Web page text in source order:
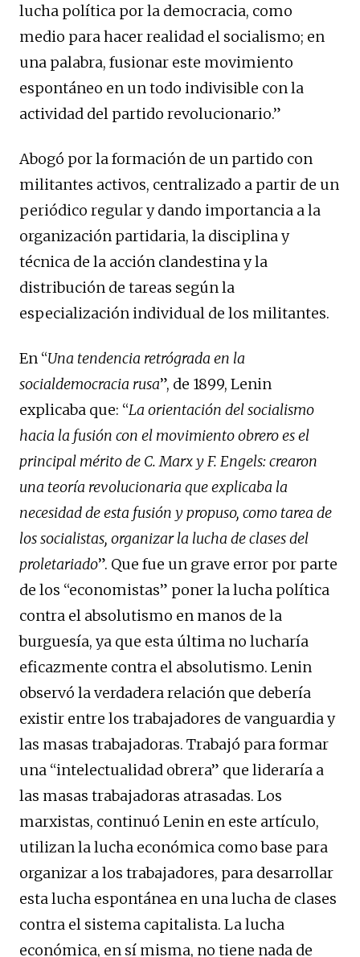
lucha política por la democracia, como
medio para hacer realidad el socialismo; en
una palabra, fusionar este movimiento
espontáneo en un todo indivisible con la
actividad del partido revolucionario.”
Abogó por la formación de un partido con
militantes activos, centralizado a partir de un
periódico regular y dando importancia a la
organización partidaria, la disciplina y
técnica de la acción clandestina y la
distribución de tareas según la
especialización individual de los militantes.
En “Una tendencia retrógrada en la
socialdemocracia rusa”, de 1899, Lenin
explicaba que: “La orientación del socialismo
hacia la fusión con el movimiento obrero es el
principal mérito de C. Marx y F. Engels: crearon
una teoría revolucionaria que explicaba la
necesidad de esta fusión y propuso, como tarea de
los socialistas, organizar la lucha de clases del
proletariado”. Que fue un grave error por parte
de los “economistas” poner la lucha política
contra el absolutismo en manos de la
burguesía, ya que esta última no lucharía
eficazmente contra el absolutismo. Lenin
observó la verdadera relación que debería
existir entre los trabajadores de vanguardia y
las masas trabajadoras. Trabajó para formar
una “intelectualidad obrera” que lideraría a
las masas trabajadoras atrasadas. Los
marxistas, continuó Lenin en este artículo,
utilizan la lucha económica como base para
organizar a los trabajadores, para desarrollar
esta lucha espontánea en una lucha de clases
contra el sistema capitalista. La lucha
económica, en sí misma, no tiene nada de